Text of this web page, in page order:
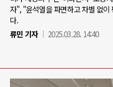
자", "윤석열을 파면하고 차별 없
다.
류민 기자
2025.03.28. 14:40